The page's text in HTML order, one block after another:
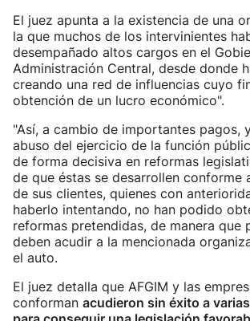
El juez apunta a la existencia de una
la que muchos de los intervinientes
desempañado altos cargos en el
Administración Central, desde donde
creando una red de influencias cuyo
obtención de un lucro económico".
"Así, a cambio de importantes pagos,
abuso del ejercicio de la función
de forma decisiva en reformas
de que éstas se desarrollen conforme
de sus clientes, quienes con
haberlo intentando, no han podido
reformas pretendidas, de manera que
deben acudir a la mencionada
el auto.
El juez detalla que AFGIM y las
conforman acudieron sin éxito a